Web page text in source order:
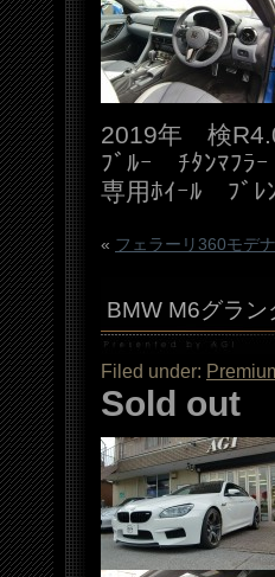
2019年 検
ﾌﾞﾙｰ ﾁﾀﾝﾏﾌﾗｰ
専用ﾎｲｰﾙ ﾌﾞﾚ
« フェラーリ360モデ
BMW M6グラ
Filed under:
Sold out